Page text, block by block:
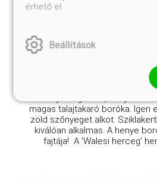
magas talajtakaró boróka. Igen
zöld szőnyeget alkot.
kiválóan alkalmas. A henye
fajtája! A 'Walesi herceg'
érhető el.
Beállítások